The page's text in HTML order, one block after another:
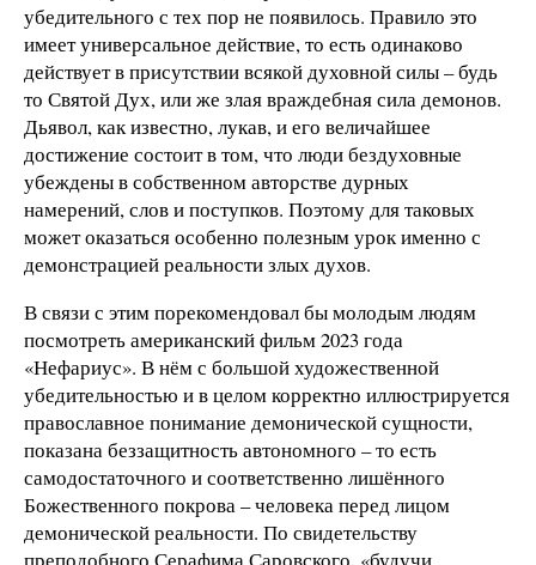
убедительного с тех пор не появилось. Правило это
имеет универсальное действие, то есть одинаково
действует в присутствии всякой духовной силы – будь
то Святой Дух, или же злая враждебная сила демонов.
Дьявол, как известно, лукав, и его величайшее
достижение состоит в том, что люди бездуховные
убеждены в собственном авторстве дурных
намерений, слов и поступков. Поэтому для таковых
может оказаться особенно полезным урок именно с
демонстрацией реальности злых духов.
В связи с этим порекомендовал бы молодым людям
посмотреть американский фильм 2023 года
«Нефариус». В нём с большой художественной
убедительностью и в целом корректно иллюстрируется
православное понимание демонической сущности,
показана беззащитность автономного – то есть
самодостаточного и соответственно лишённого
Божественного покрова – человека перед лицом
демонической реальности. По свидетельству